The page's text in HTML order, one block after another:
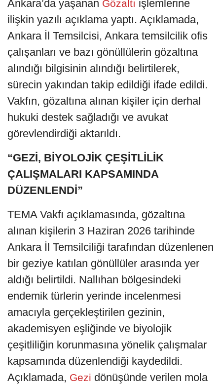
Ankara’da yaşanan Gözaltı işlemlerine
ilişkin yazılı açıklama yaptı. Açıklamada,
Ankara İl Temsilcisi, Ankara temsilcilik ofis
çalışanları ve bazı gönüllülerin gözaltına
alındığı bilgisinin alındığı belirtilerek,
sürecin yakından takip edildiği ifade edildi.
Vakfın, gözaltına alınan kişiler için derhal
hukuki destek sağladığı ve avukat
görevlendirdiği aktarıldı.
“GEZİ, BİYOLOJİK ÇEŞİTLİLİK
ÇALIŞMALARI KAPSAMINDA
DÜZENLENDİ”
TEMA Vakfı açıklamasında, gözaltına
alınan kişilerin 3 Haziran 2026 tarihinde
Ankara İl Temsilciliği tarafından düzenlenen
bir geziye katılan gönüllüler arasında yer
aldığı belirtildi. Nallıhan bölgesindeki
endemik türlerin yerinde incelenmesi
amacıyla gerçekleştirilen gezinin,
akademisyen eşliğinde ve biyolojik
çeşitliliğin korunmasına yönelik çalışmalar
kapsamında düzenlendiği kaydedildi.
Açıklamada, Gezi dönüşünde verilen mola